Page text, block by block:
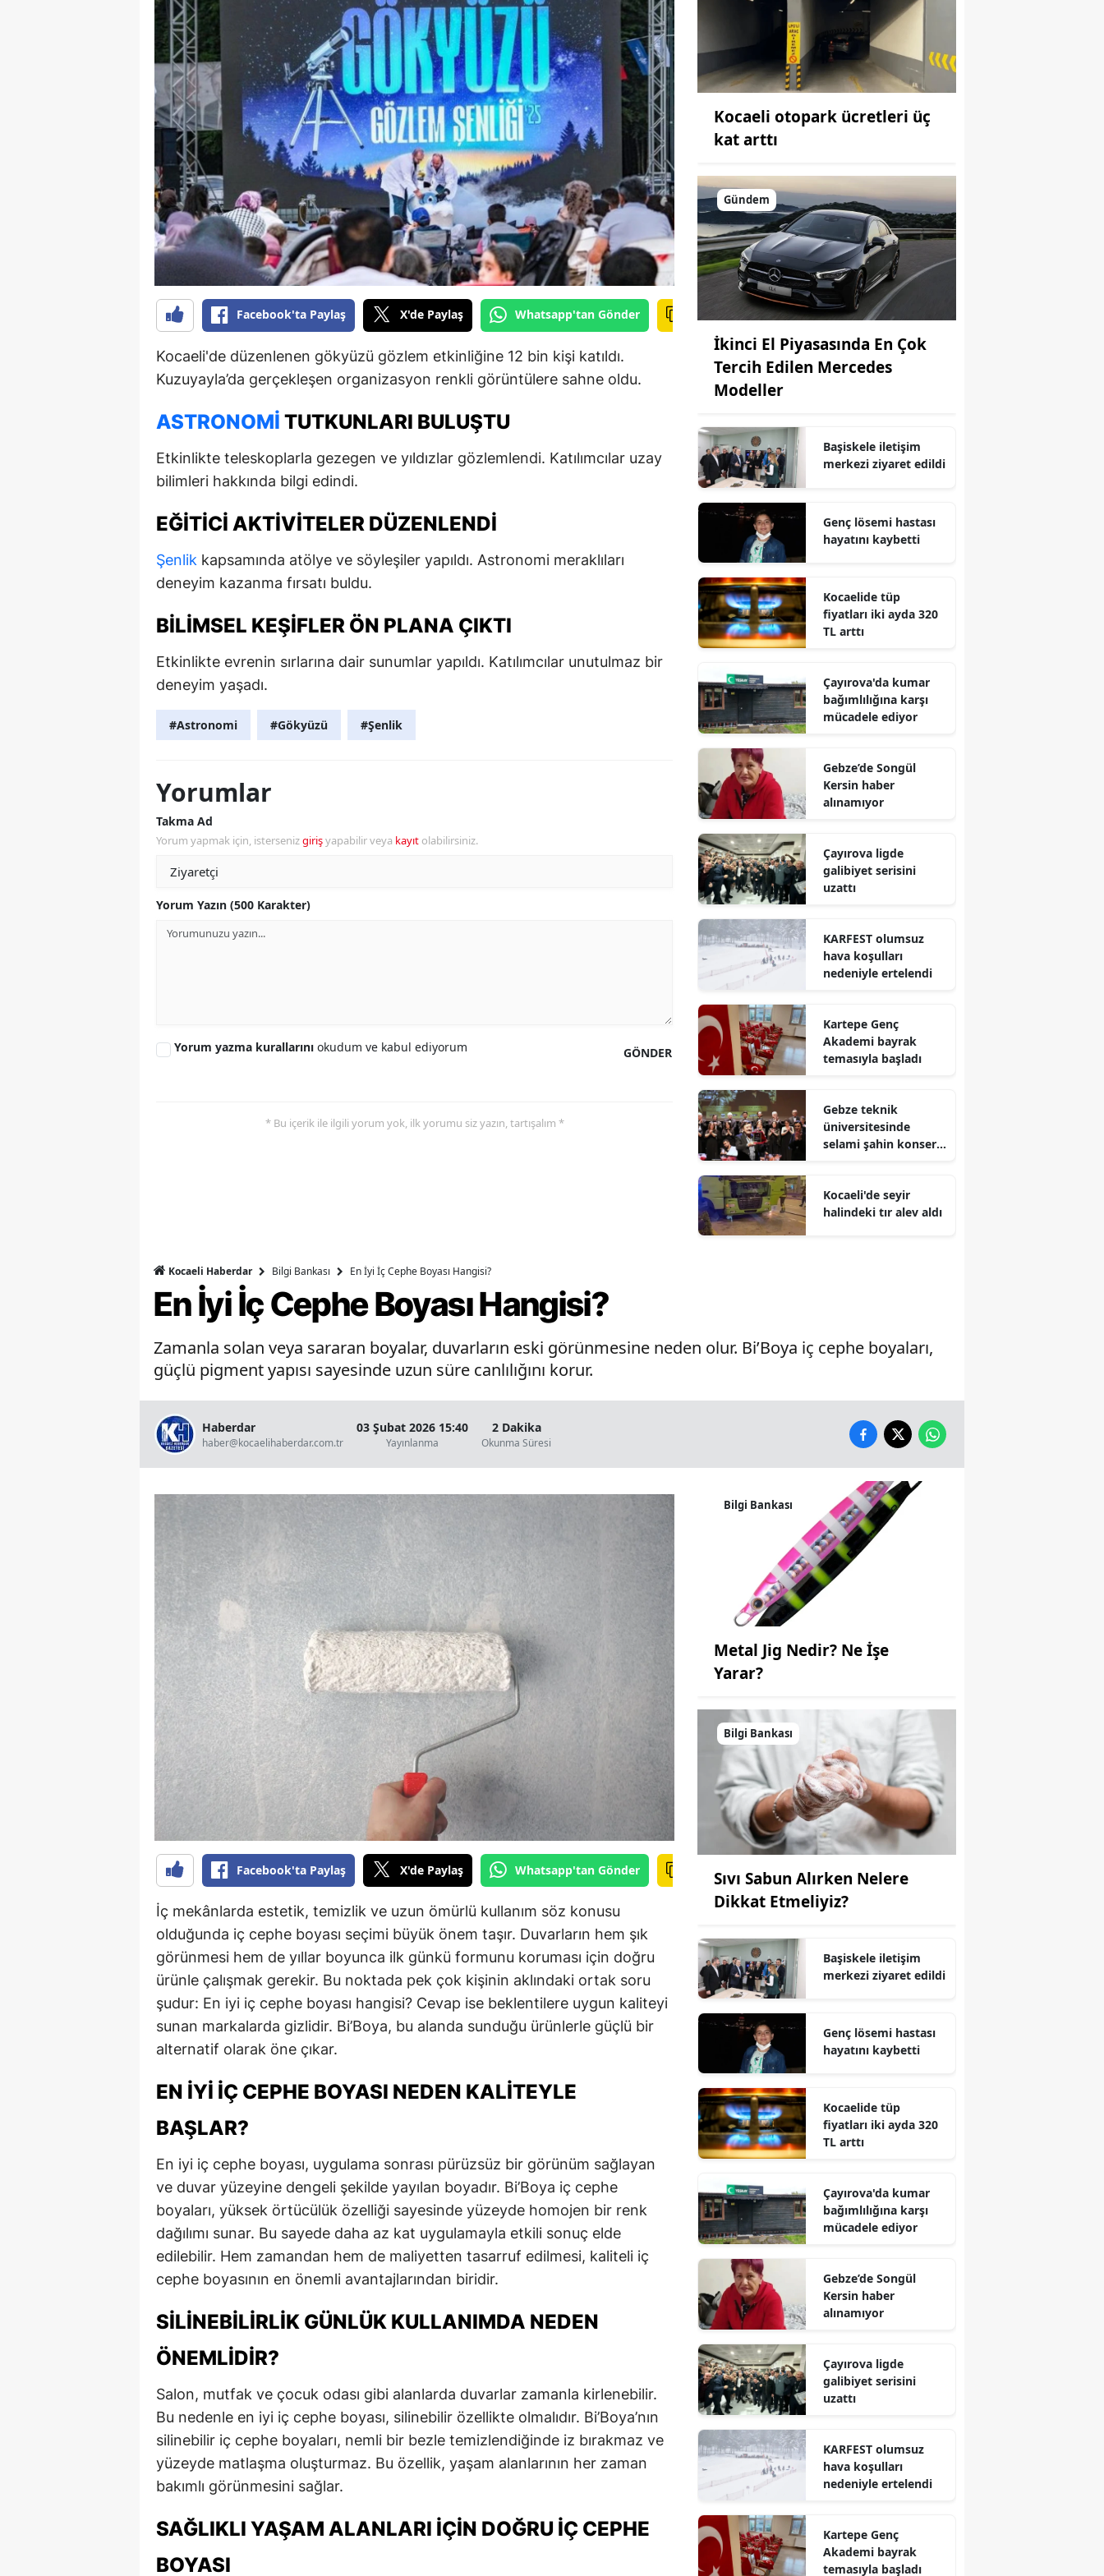
Bilecik
Bingöl
Bitlis
Bolu
Bursa
Çanakkale
Çankırı
Çorum
Denizli
Diyarbakır
Erzincan
Eskişehir
Giresun
Gümüşhane
Hatay
Isparta
İstanbul
Kars
Kastamonu
Kırklareli
Kocaeli
Konya
Malatya
Kahramanmaraş
Ordu
Rize
Sakarya
Samsun
Siirt
Sinop
Tunceli
Şanlıurfa
Uşak
Van
Yozgat
Zonguldak
Bayburt
Kırıkkale
Şırnak
Bartın
Iğdır
Karabük
Kilis
Düzce
Facebook'ta Paylaş X'de Paylaş Whatsapp'tan Gönder
Kocaeli'de düzenlenen gökyüzü gözlem etkinliğine 12 bin kişi katıldı.
Kuzuyayla’da gerçekleşen organizasyon renkli görüntülere sahne oldu.
ASTRONOMI TUTKUNLARI BULUŞTU
Etkinlikte teleskoplarla gezegen ve yıldızlar gözlemlendi. Katılımcılar uzay
bilimleri hakkında bilgi edindi.
EĞITICI AKTIVITELER DÜZENLENDI
Şenlik kapsamında atölye ve söyleşiler yapıldı. Astronomi meraklıları
deneyim kazanma fırsatı buldu.
BILIMSEL KEŞIFLER ÖN PLANA ÇIKTI
Etkinlikte evrenin sırlarına dair sunumlar yapıldı. Katılımcılar unutulmaz bir
deneyim yaşadı.
#Astronomi #Gökyüzü #Şenlik
Yorumlar
Takma Ad
Yorum yapmak için, istersenizgirişyapabilir veya kayıt olabilirsiniz.
Yorum Yazın (500 Karakter)
GÖNDER
Yorum yazma kurallarını okudum ve kabul ediyorum
* Bu içerik ile ilgili yorum yok, ilk yorumu siz yazın, tartışalım *
Kocaeli otopark ücretleri üç
kat arttı
Gündem
İkinci El Piyasasında En Çok
Tercih Edilen Mercedes
Modeller
Başiskele iletişim
merkezi ziyaret edildi
Genç lösemi hastası
hayatını kaybetti
Kocaelide tüp
fiyatları iki ayda 320
TL arttı
Çayırova'da kumar
bağımlılığına karşı
mücadele ediyor
Gebze’de Songül
Kersin haber
alınamıyor
Çayırova ligde
galibiyet serisini
uzattı
KARFEST olumsuz
hava koşulları
nedeniyle ertelendi
Kartepe Genç
Akademi bayrak
temasıyla başladı
Gebze teknik
üniversitesinde
selami şahin konseri
Kocaeli'de seyir
halindeki tır alev aldı
Kocaeli Haberdar Bilgi Bankası En İyi İç Cephe Boyası Hangisi?
En İyi İç Cephe Boyası Hangisi?
Zamanla solan veya sararan boyalar, duvarların eski görünmesine neden olur. Bi’Boya iç cephe boyaları,
güçlü pigment yapısı sayesinde uzun süre canlılığını korur.
Haberdar
haber@kocaelihaberdar.com.tr
03 Şubat 2026 15:40
Yayınlanma
2 Dakika
Okunma Süresi
Facebook'ta Paylaş X'de Paylaş Whatsapp'tan Gönder
İç mekânlarda estetik, temizlik ve uzun ömürlü kullanım söz konusu
olduğunda iç cephe boyası seçimi büyük önem taşır. Duvarların hem şık
görünmesi hem de yıllar boyunca ilk günkü formunu koruması için doğru
ürünle çalışmak gerekir. Bu noktada pek çok kişinin aklındaki ortak soru
şudur: En iyi iç cephe boyası hangisi? Cevap ise beklentilere uygun kaliteyi
sunan markalarda gizlidir. Bi’Boya, bu alanda sunduğu ürünlerle güçlü bir
alternatif olarak öne çıkar.
EN İYI İÇ CEPHE BOYASI NEDEN KALITEYLE
BAŞLAR?
En iyi iç cephe boyası, uygulama sonrası pürüzsüz bir görünüm sağlayan
ve duvar yüzeyine dengeli şekilde yayılan boyadır. Bi’Boya iç cephe
boyaları, yüksek örtücülük özelliği sayesinde yüzeyde homojen bir renk
dağılımı sunar. Bu sayede daha az kat uygulamayla etkili sonuç elde
edilebilir. Hem zamandan hem de maliyetten tasarruf edilmesi, kaliteli iç
cephe boyasının en önemli avantajlarından biridir.
SILINEBILIRLIK GÜNLÜK KULLANIMDA NEDEN
ÖNEMLIDIR?
Salon, mutfak ve çocuk odası gibi alanlarda duvarlar zamanla kirlenebilir.
Bu nedenle en iyi iç cephe boyası, silinebilir özellikte olmalıdır. Bi’Boya’nın
silinebilir iç cephe boyaları, nemli bir bezle temizlendiğinde iz bırakmaz ve
yüzeyde matlaşma oluşturmaz. Bu özellik, yaşam alanlarının her zaman
bakımlı görünmesini sağlar.
SAĞLIKLI YAŞAM ALANLARI İÇIN DOĞRU İÇ CEPHE
BOYASI
Bilgi Bankası
Metal Jig Nedir? Ne İşe
Yarar?
Bilgi Bankası
Sıvı Sabun Alırken Nelere
Dikkat Etmeliyiz?
Başiskele iletişim
merkezi ziyaret edildi
Genç lösemi hastası
hayatını kaybetti
Kocaelide tüp
fiyatları iki ayda 320
TL arttı
Çayırova'da kumar
bağımlılığına karşı
mücadele ediyor
Gebze’de Songül
Kersin haber
alınamıyor
Çayırova ligde
galibiyet serisini
uzattı
KARFEST olumsuz
hava koşulları
nedeniyle ertelendi
Kartepe Genç
Akademi bayrak
temasıyla başladı